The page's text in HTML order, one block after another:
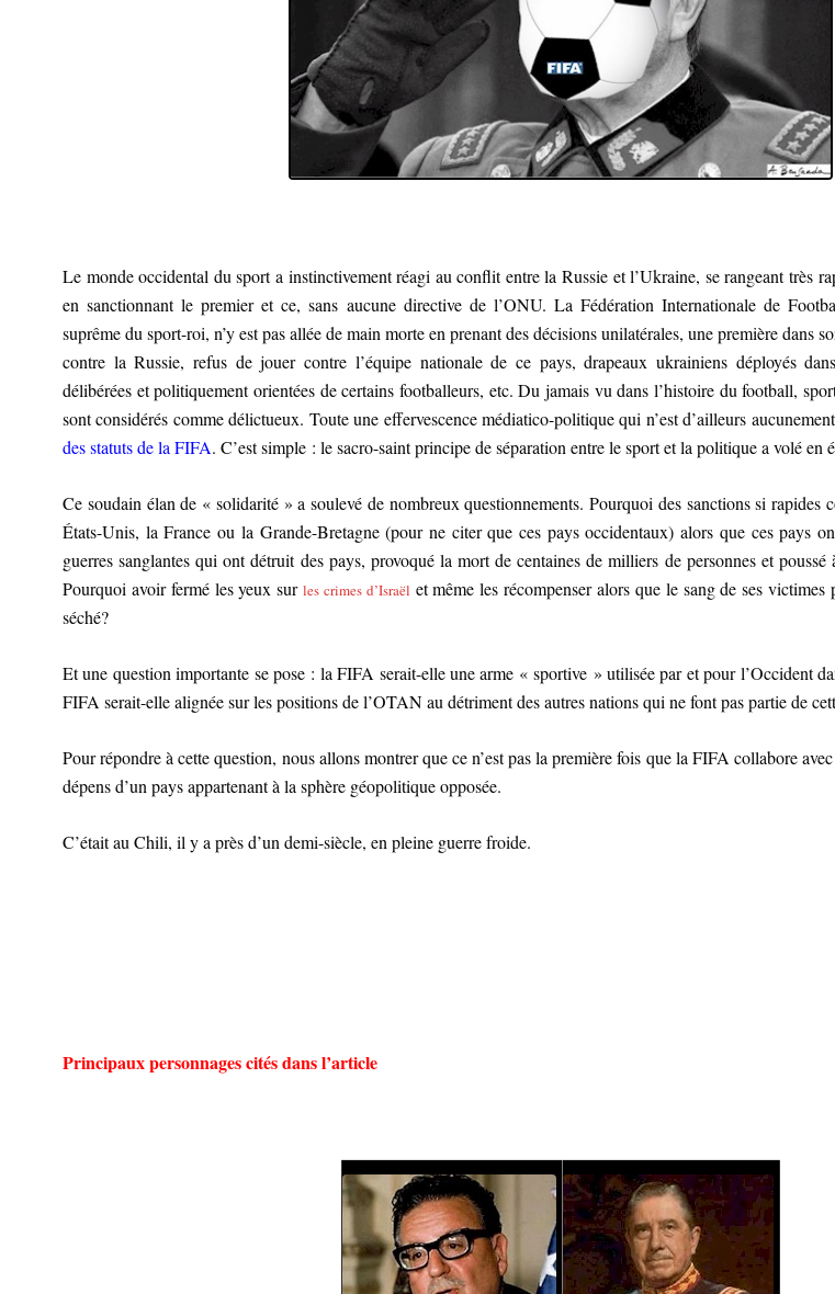
Le monde occidental du sport a instinctivement réagi au conflit entre la Russie et l’Ukraine, se rangeant très
en sanctionnant le premier et ce, sans aucune directive de l’ONU. La Fédération Internationale de
suprême du sport-roi, n’y est pas allée de main morte en prenant des décisions unilatérales, une première dans
contre la Russie, refus de jouer contre l’équipe nationale de ce pays, drapeaux ukrainiens déployés
délibérées et politiquement orientées de certains footballeurs, etc. Du jamais vu dans l’histoire du football,
sont considérés comme délictueux. Toute une effervescence médiatico-politique qui n’est d’ailleurs
des statuts de la FIFA. C’est simple : le sacro-saint principe de séparation entre le sport et la politique a volé en
Ce soudain élan de « solidarité» a soulevé de nombreux questionnements. Pourquoi des sanctions si rapides
États-Unis, la France ou la Grande-Bretagne (pour ne citer que ces pays occidentaux) alors que ces pays
guerres sanglantes qui ont détruit des pays, provoqué la mort de centaines de milliers de personnes et
Pourquoi avoir fermé les yeux surles crimes d’Israël et même les récompenser alors que le sang de ses victimes
séché?
Et une question importante se pose : la FIFA serait-elle une arme « sportive » utilisée par et pour l’Occident
FIFA serait-elle alignée sur les positions de l’OTAN au détriment des autres nations qui ne font pas partie de
Pour répondre à cette question, nous allons montrer que ce n’est pas la première fois que la FIFA collabore
dépens d’un pays appartenant à la sphère géopolitique opposée.
C’était au Chili, il y a près d’un demi-siècle, en pleine guerre froide.
Principaux personnages cités dans l’article